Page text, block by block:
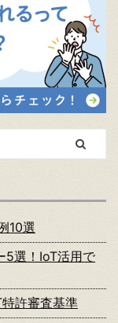
10選
5選！IoT活用で
許審査基準